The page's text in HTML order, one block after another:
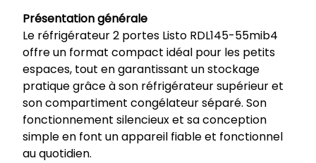
Présentation générale
Le réfrigérateur 2 portes Listo RDL145-55mib4
offre un format compact idéal pour les petits
espaces, tout en garantissant un stockage
pratique grâce à son réfrigérateur supérieur et
son compartiment congélateur séparé. Son
fonctionnement silencieux et sa conception
simple en font un appareil fiable et fonctionnel
au quotidien.